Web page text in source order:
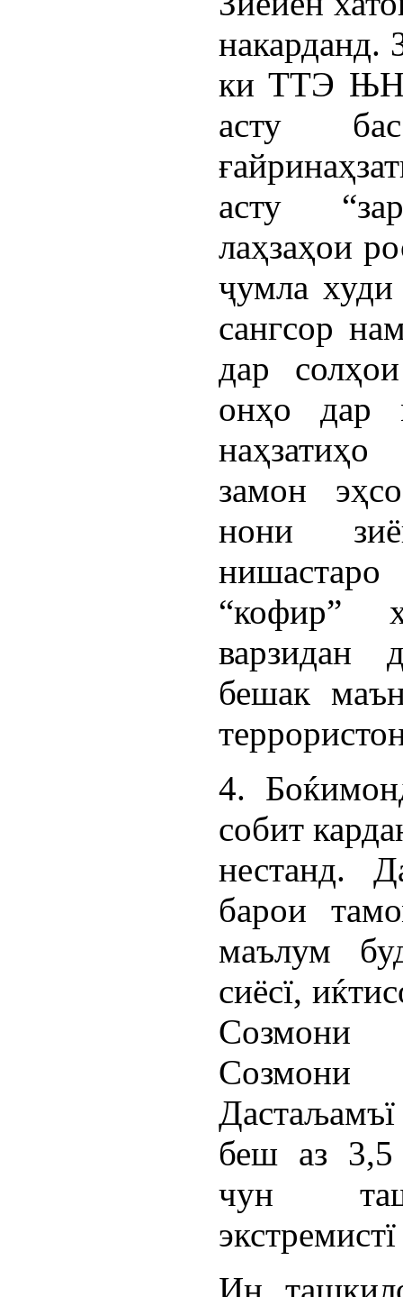
накарданд.
ки ТТЭ
асту
асту
лаҳзаҳои
ҷумла
сангсор
дар
онҳо дар
замон
нони
“кофир”
варзидан
бешак
4.
собит
нестанд.
барои
маълум
сиёсї,
Созмони
беш аз 3,5
чун
Ин